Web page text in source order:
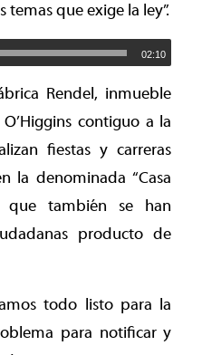
que exige la ley”.
02:10
Rendel, inmueble
contiguo a la
fiestas y carreras
la denominada “Casa
que también se han
producto de
todo listo para la
para notificar y